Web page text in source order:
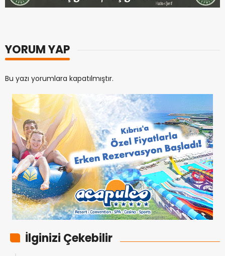
YORUM YAP
Bu yazı yorumlara kapatılmıştır.
İlginizi Çekebilir